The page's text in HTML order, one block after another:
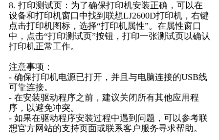
8. 打印测试页：为了确保打印机安装正确，可以在
设备和打印机窗口中找到联想LJ2600D打印机，右键
点击打印机图标，选择“打印机属性”。在属性窗口
中，点击“打印测试页”按钮，打印一张测试页以确认
打印机正常工作。
注意事项：
- 确保打印机电源已打开，并且与电脑连接的USB线
可靠连接。
- 在安装驱动程序之前，建议关闭所有其他应用程
序，以避免冲突。
- 如果在驱动程序安装过程中遇到问题，可以参考联
想官方网站的支持页面或联系客户服务寻求帮助。